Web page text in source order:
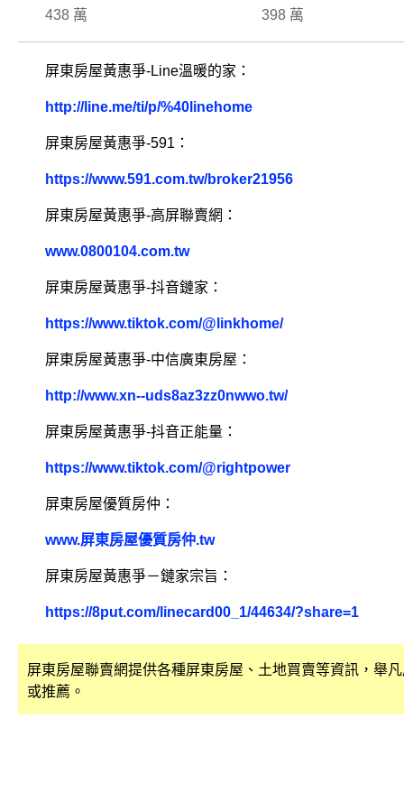
438 萬
398 萬
屏東房屋黃惠爭-Line溫暖的家：
http://line.me/ti/p/%40linehome
屏東房屋黃惠爭-591：
https://www.591.com.tw/broker21956
屏東房屋黃惠爭-高屏聯賣網：
www.0800104.com.tw
屏東房屋黃惠爭-抖音鏈家：
https://www.tiktok.com/@linkhome/
屏東房屋黃惠爭-中信廣東房屋：
http://www.xn--uds8az3zz0nwwo.tw/
屏東房屋黃惠爭-抖音正能量：
https://www.tiktok.com/@rightpower
屏東房屋優質房仲：
www.屏東房屋優質房仲.tw
屏東房屋黃惠爭－鏈家宗旨：
https://8put.com/linecard00_1/44634/?share=1
屏東房屋聯賣網提供各種屏東房屋、土地買賣等資訊，舉
或推薦。